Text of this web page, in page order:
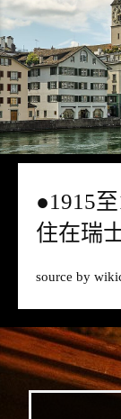
●1915
住在瑞
source by